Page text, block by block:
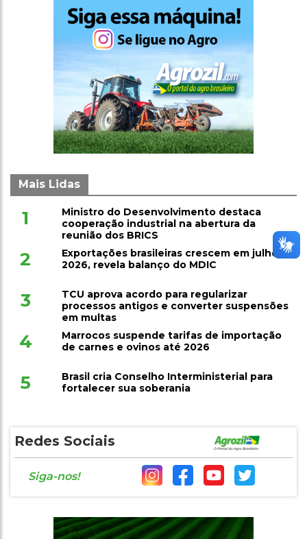
Mais Lidas
1
Ministro do Desenvolvimento destaca
cooperação industrial na abertura da
reunião dos BRICS
2
Exportações brasileiras crescem em julho de
2026, revela balanço do MDIC
3
TCU aprova acordo para regularizar
processos antigos e converter suspensões
em multas
4
Marrocos suspende tarifas de importação
de carnes e ovinos até 2026
5
Brasil cria Conselho Interministerial para
fortalecer sua soberania
Redes Sociais
Siga-nos!